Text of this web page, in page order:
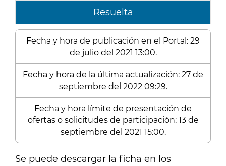
Resuelta
Fecha y hora de publicación en el Portal: 29
de julio del 2021 13:00.
Fecha y hora de la última actualización: 27 de
septiembre del 2022 09:29.
Fecha y hora límite de presentación de
ofertas o solicitudes de participación: 13 de
septiembre del 2021 15:00.
Se puede descargar la ficha en los